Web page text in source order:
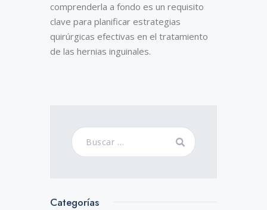
comprenderla a fondo es un requisito
clave para planificar estrategias
quirúrgicas efectivas en el tratamiento
de las hernias inguinales.
Categorías